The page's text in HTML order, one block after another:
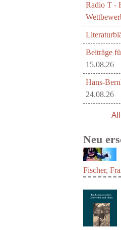
Radio T -
Beiträge
15.08.26
Hans-
24.08.26
Neu
Fischer,